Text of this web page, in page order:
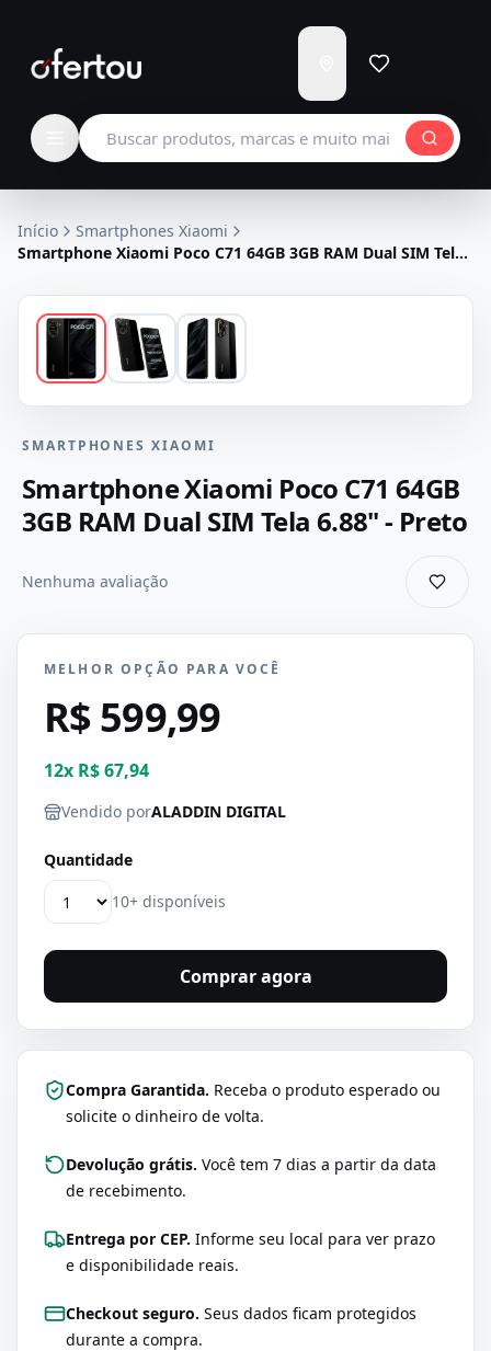
para
Carregando...
Buscar produtos
Início
Smartphones Xiaomi
Smartphone Xiaomi Poco C71 64GB 3GB RAM Dual SIM Tela
SMARTPHONES XIAOMI
Smartphone Xiaomi Poco C71 64GB
3GB RAM Dual SIM Tela 6.88" - Preto
Nenhuma avaliação
MELHOR OPÇÃO PARA VOCÊ
R$ 599,99
12x R$ 67,94
Vendido porALADDIN DIGITAL
Quantidade
10+ disponíveis
Comprar agora
Compra Garantida. Receba o produto esperado ou
solicite o dinheiro de volta.
Devolução grátis. Você tem 7 dias a partir da data
de recebimento.
Entrega por CEP. Informe seu local para ver prazo
e disponibilidade reais.
Checkout seguro. Seus dados ficam protegidos
durante a compra.